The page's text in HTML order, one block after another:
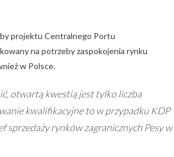
projektu Centralnego Portu
na potrzeby zaspokojenia rynku
w Polsce.
otwartą kwestią jest tylko liczba
kwalifikacyjne to w przypadku KDP
sprzedaży rynków zagranicznych Pesy w